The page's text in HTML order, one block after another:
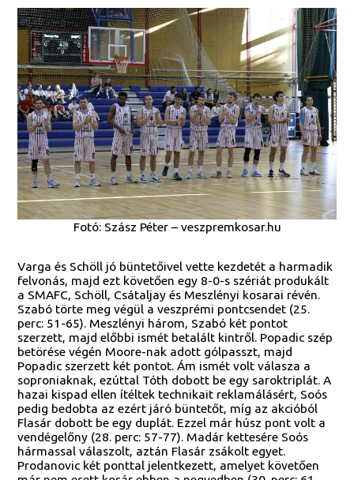
Fotó: Szász Péter – veszpremkosar.hu
Varga és Schöll jó büntetőivel vette kezdetét a harmadik
felvonás, majd ezt követően egy 8-0-s szériát produkált
a SMAFC, Schöll, Csátaljay és Meszlényi kosarai révén.
Szabó törte meg végül a veszprémi pontcsendet (25.
perc: 51-65). Meszlényi három, Szabó két pontot
szerzett, majd előbbi ismét betalált kintről. Popadic szép
betörése végén Moore-nak adott gólpasszt, majd
Popadic szerzett két pontot. Ám ismét volt válasza a
soproniaknak, ezúttal Tóth dobott be egy saroktriplát. A
hazai kispad ellen ítéltek technikait reklamálásért, Soós
pedig bedobta az ezért járó büntetőt, míg az akcióból
Flasár dobott be egy duplát. Ezzel már húsz pont volt a
vendégelőny (28. perc: 57-77). Madár kettesére Soós
hármassal válaszolt, aztán Flasár zsákolt egyet.
Prodanovic két ponttal jelentkezett, amelyet követően